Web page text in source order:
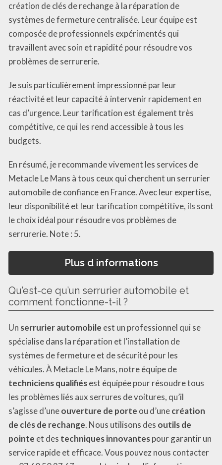
création de clés de rechange à la réparation de
systèmes de fermeture centralisée. Leur équipe est
composée de professionnels expérimentés qui
travaillent avec soin et rapidité pour résoudre vos
problèmes de serrurerie.
Je suis particulièrement impressionné par leur
réactivité et leur capacité à intervenir rapidement en
cas d’urgence. Leur tarification est également très
compétitive, ce qui les rend accessible à tous les
budgets.
En résumé, je recommande vivement les services de
Metacle Le Mans à tous ceux qui cherchent un serrurier
automobile de confiance en France. Avec leur expertise,
leur disponibilité et leur tarification compétitive, ils sont
le choix idéal pour résoudre vos problèmes de
serrurerie. Note : 5.
Plus d informations
Qu’est-ce qu’un serrurier automobile et
comment fonctionne-t-il ?
Un serrurier automobile est un professionnel qui se
spécialise dans la réparation et l’installation de
systèmes de fermeture et de sécurité pour les
véhicules. À Metacle Le Mans, notre équipe de
techniciens qualifiésest équipée pour résoudre tous
les problèmes liés aux serrures de voitures, qu’il
s’agisse d’uneouverture de porte ou d’unecréation
de clés de rechange. Nous utilisons des outils de
pointe et des techniques innovantespour garantir un
service rapide et efficace. Vous pouvez nous contacter